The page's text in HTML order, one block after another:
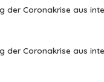
der Coronakrise aus
der Coronakrise aus